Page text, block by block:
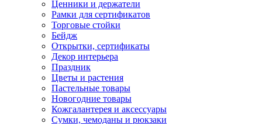
Ценники и держатели
Рамки для сертификатов
Торговые стойки
Бейдж
Открытки, сертификаты
Декор интерьера
Праздник
Цветы и растения
Пастельные товары
Новогодние товары
Кожгалантерея и аксессуары
Сумки, чемоданы и рюкзаки